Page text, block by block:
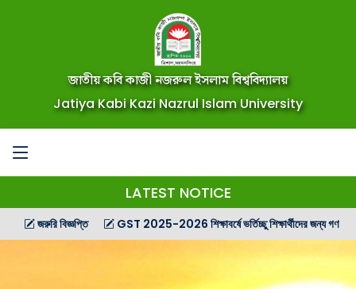
জাতীয় কবি কাজী নজরুল ইসলাম বিশ্ববিদ্যালয়
Jatiya Kabi Kazi Nazrul Islam University
LATEST NOTICE
জরুরি বিজ্ঞপ্তি GST 2025-2026 শিক্ষাবর্ষে ভর্তিচ্ছু শিক্ষার্থীদের জন্য গণ বিজ্ঞপ্তি